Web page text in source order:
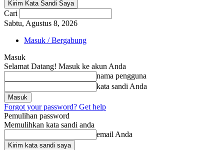
Cari
Sabtu, Agustus 8, 2026
Masuk / Bergabung
Masuk
Selamat Datang! Masuk ke akun Anda
nama pengguna
kata sandi Anda
Forgot your password? Get help
Pemulihan password
Memulihkan kata sandi anda
email Anda